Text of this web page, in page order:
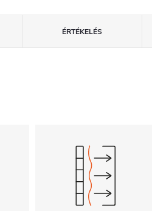
ÉRTÉKELÉS